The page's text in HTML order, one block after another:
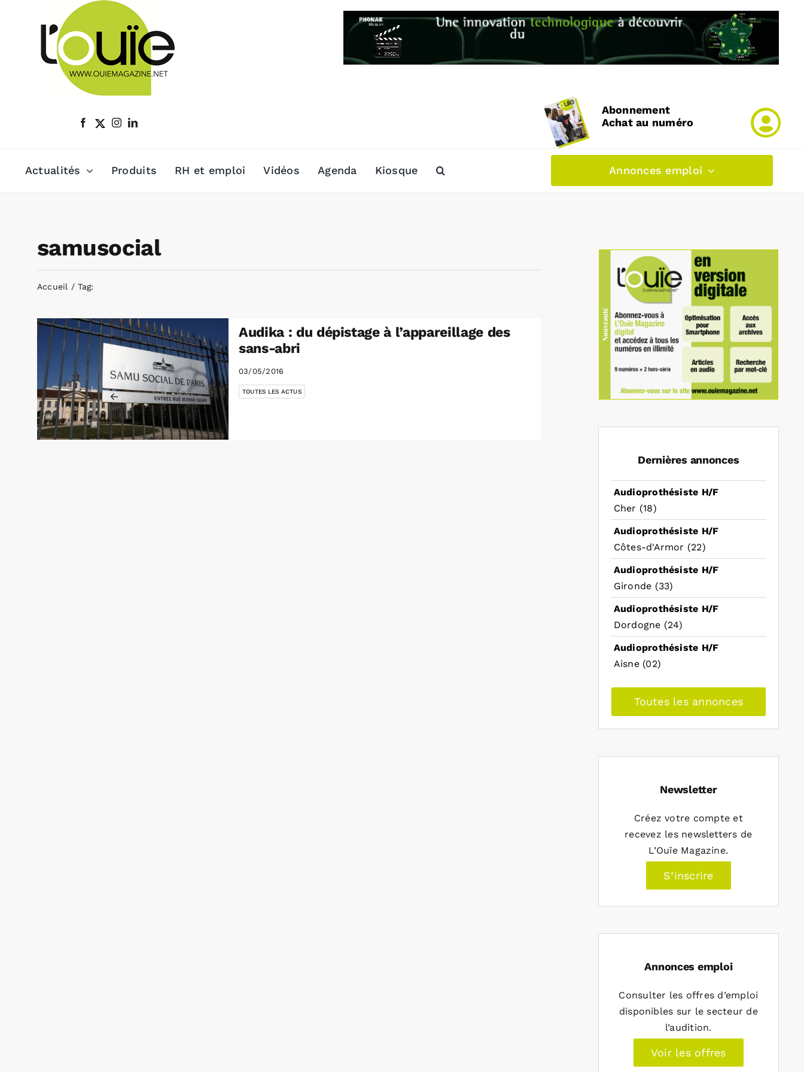
Abonnement
Achat au numéro
Actualités Produits RH et emploi Vidéos Agenda Kiosque Annonces emploi
samusocial
Accueil Tag:
Audika : du dépistage à l’appareillage des
sans-abri
03/05/2016
TOUTES LES ACTUS
Dernières annonces
Audioprothésiste H/F
Cher (18)
Audioprothésiste H/F
Côtes-d'Armor (22)
Audioprothésiste H/F
Gironde (33)
Audioprothésiste H/F
Dordogne (24)
Audioprothésiste H/F
Aisne (02)
Toutes les annonces
Newsletter
Créez votre compte et
recevez les newsletters de
L’Ouïe Magazine.
S’inscrire
Annonces emploi
Consulter les offres d’emploi
disponibles sur le secteur de
l’audition.
Voir les offres